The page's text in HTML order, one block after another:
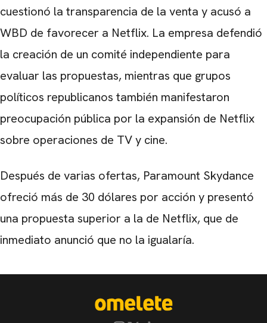
cuestionó la transparencia de la venta y acusó a
WBD de favorecer a Netflix. La empresa defendió
la creación de un comité independiente para
evaluar las propuestas, mientras que grupos
políticos republicanos también manifestaron
preocupación pública por la expansión de Netflix
sobre operaciones de TV y cine.
Después de varias ofertas, Paramount Skydance
ofreció más de 30 dólares por acción y presentó
una propuesta superior a la de Netflix, que de
inmediato anunció que no la igualaría.